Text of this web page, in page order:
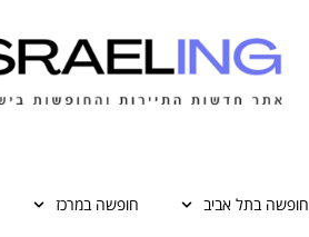
חופשה בתל אביב חופשה במרכז